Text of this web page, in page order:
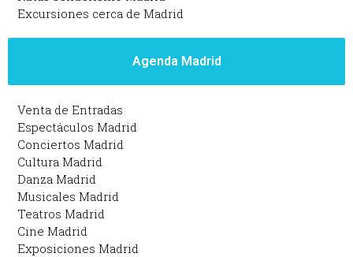
Excursiones cerca de Madrid
Agenda Madrid
Venta de Entradas
Espectáculos Madrid
Conciertos Madrid
Cultura Madrid
Danza Madrid
Musicales Madrid
Teatros Madrid
Cine Madrid
Exposiciones Madrid